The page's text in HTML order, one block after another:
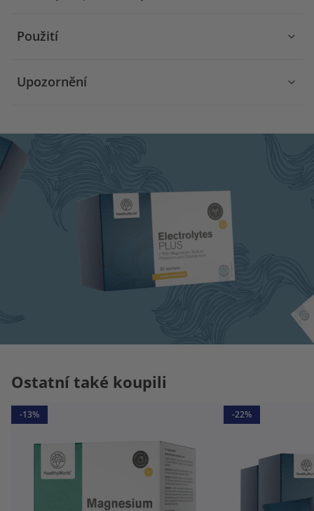
Použití
Upozornění
Ostatní také koupili
-13% -22%